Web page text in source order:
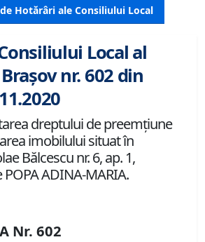
Hotărâri ale Consiliului Local
Local al
nr. 602 din
dreptului de preemţiune
imobilului situat în
Bălcescu nr. 6, ap. 1,
ADINA-MARIA.
Nr. 602